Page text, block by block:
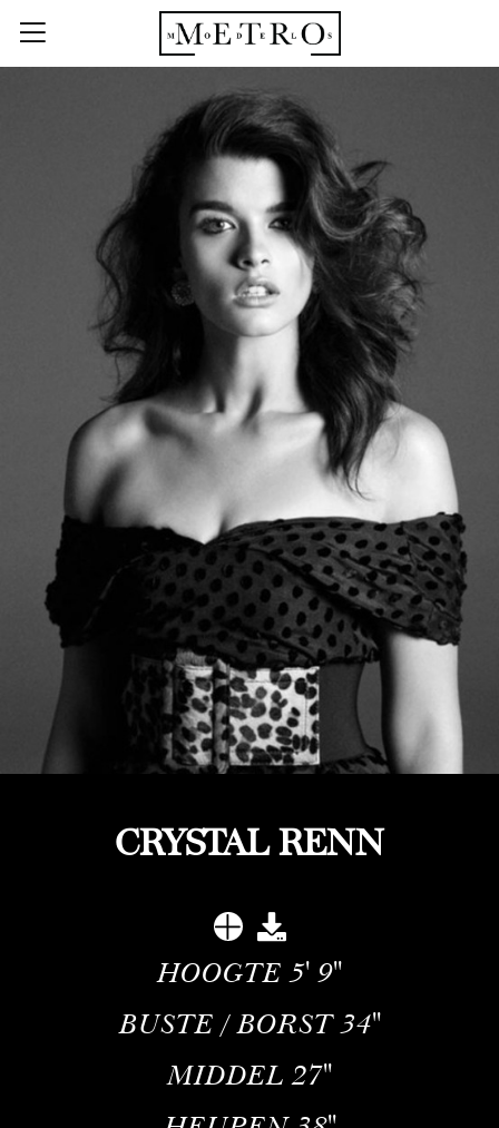
CRYSTAL RENN
HOOGTE 5' 9''
BUSTE / BORST 34''
MIDDEL 27''